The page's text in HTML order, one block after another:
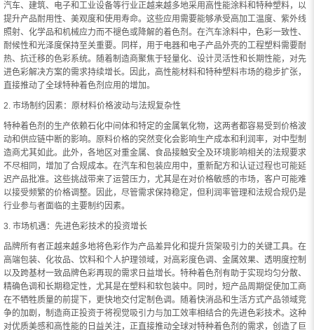
汽车、建筑、电子和工业设备等行业正越来越多地采用高性能涂料和特种塑料，以
提升产品耐用性、美观度和使用寿命。这些应用需要能够承受高加工温度、紫外线
照射、化学品和机械应力而不褪色或降解的着色剂。在汽车涂料中，色彩一致性、
耐候性和光泽度保持至关重要。同样，用于电器和电子产品外壳的工程塑料需要耐
热、抗迁移的色彩系统。随着制造商聚焦于轻量化、设计灵活性和长期性能，对先
进色彩解决方案的需求持续增长。因此，高性能材料和特种塑料市场的稳步扩张，
直接推动了全球特种着色剂应用的增加。
2. 市场制约因素：原材料价格波动与法规复杂性
特种着色剂的生产依赖石化中间体和特定的金属氧化物，这两者都容易受到价格波
动和供应链中断的影响。原料价格的突然变化会影响生产成本和利润率，对中型制
造商尤其如此。此外，各地区对重金属、食品接触安全及环境影响相关的法规要求
不尽相同，增加了合规成本。在汽车和包装应用中，重新配方和认证过程也可能延
迟产品批准。这些挑战带来了运营压力，尤其是在对价格敏感的市场，客户可能难
以接受频繁的价格调整。因此，尽管需求保持稳定，但利润率管理和法规合规仍是
行业参与者面临的主要制约因素。
3. 市场机遇：先进色彩技术的投资增长
品牌所有者正越来越多地将色彩作为产品差异化和提升货架吸引力的关键工具。在
高端包装、化妆品、饮料和个人护理领域，对高彩度色调、金属效果、透明度控制
以及跨基材一致品牌色彩再现的需求日益增长。特种着色剂有助于实现均匀分散、
精确色调和长期稳定性，尤其是在塑料和软包装中。同时，短产品周期促使加工商
在不牺牲质量的前提下，更快地交付定制色调。随着快消品和生活方式产品领域竞
争的加剧，制造商正投资于将视觉吸引力与加工效率相结合的先进色彩技术。这种
对优质美感和高性能的日益关注，正直接推动全球对特种着色剂的需求，创造了巨